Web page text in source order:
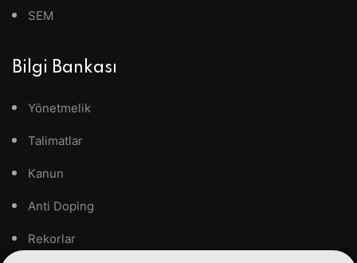
SEM
Bilgi Bankası
Yönetmelik
Talimatlar
Kanun
Anti Doping
Rekorlar